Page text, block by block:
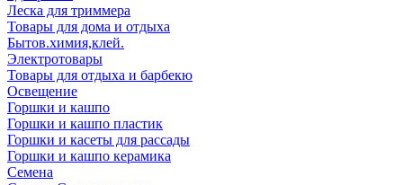
Леска для триммера
Товары для дома и отдыха
Бытов.химия,клей.
Электротовары
Товары для отдыха и барбекю
Освещение
Горшки и кашпо
Горшки и кашпо пластик
Горшки и касеты для рассады
Горшки и кашпо керамика
Семена